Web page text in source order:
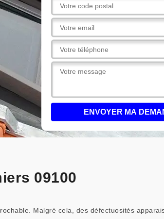
09100
Malgré cela, des défectuosités